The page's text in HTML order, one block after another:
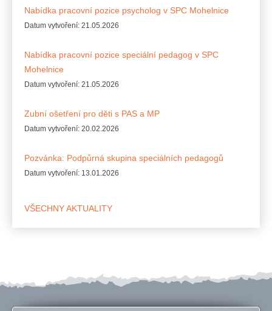
Nabídka pracovní pozice psycholog v SPC Mohelnice
Datum vytvoření: 21.05.2026
Nabídka pracovní pozice speciální pedagog v SPC
Mohelnice
Datum vytvoření: 21.05.2026
Zubní ošetření pro děti s PAS a MP
Datum vytvoření: 20.02.2026
Pozvánka: Podpůrná skupina speciálních pedagogů
Datum vytvoření: 13.01.2026
VŠECHNY AKTUALITY